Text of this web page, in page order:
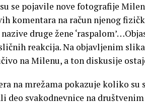
se pojavile nove fotografije
komentara na račun njenog
druge žene
reakcija. Na objavljenim
na Milenu, a ton diskusije
na mrežama pokazuje koliko
deo svakodnevnice na